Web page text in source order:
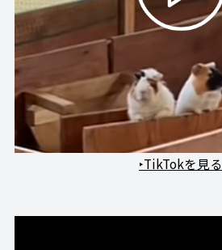
‣TikTokを見る